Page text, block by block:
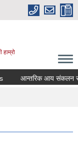
आय संकलन सम्बन्धी